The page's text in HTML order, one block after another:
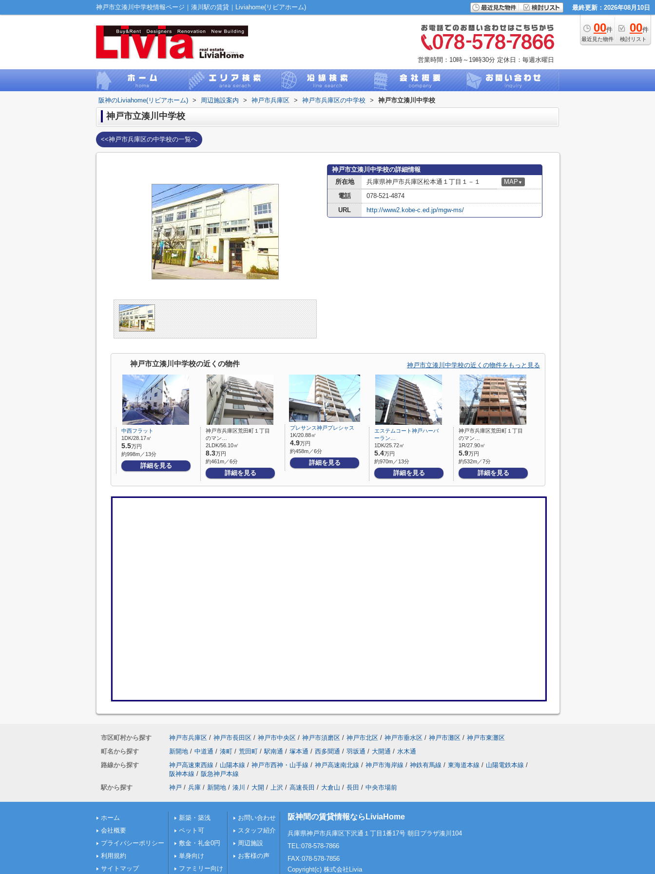
神戸市立湊川中学校情報ページ｜湊川駅の賃貸｜Liviahome(リビアホーム) 最終更新：2026年08月10日
00件
最近見た物件
00件
検討リスト
営業時間：10時～19時30分 定休日：毎週水曜日
阪神のLiviahome(リビアホーム) > 周辺施設案内 > 神戸市兵庫区 > 神戸市兵庫区の中学校 > 神戸市立湊川中学校
神戸市立湊川中学校
<<神戸市兵庫区の中学校の一覧へ
神戸市立湊川中学校の詳細情報
所在地
兵庫県神戸市兵庫区松本通１丁目１－１ MAP ▼
電話
078-521-4874
URL
http://www2.kobe-c.ed.jp/mgw-ms/
神戸市立湊川中学校の近くの物件 神戸市立湊川中学校の近くの物件をもっと見る
中西フラット
1DK/28.17㎡
5.5万円
約998m／13分
詳細を見る
神戸市兵庫区荒田町１丁目
のマン…
2LDK/56.10㎡
8.3万円
約461m／6分
詳細を見る
プレサンス神戸プレシャス
1K/20.88㎡
4.9万円
約458m／6分
詳細を見る
エステムコート神戸ハーバ
ーラン…
1DK/25.72㎡
5.4万円
約970m／13分
詳細を見る
神戸市兵庫区荒田町１丁目
のマン…
1R/27.90㎡
5.9万円
約532m／7分
詳細を見る
市区町村から探す 神戸市兵庫区 / 神戸市長田区 / 神戸市中央区 / 神戸市須磨区 / 神戸市北区 / 神戸市垂水区 / 神戸市灘区 / 神戸市東灘区
町名から探す
新開地 / 中道通 / 湊町 / 荒田町 / 駅南通 / 塚本通 / 西多聞通 / 羽坂通 / 大開通 / 水木通
路線から探す
神戸高速東西線 / 山陽本線 / 神戸市西神・山手線 / 神戸高速南北線 / 神戸市海岸線 / 神鉄有馬線 / 東海道本線 / 山陽電鉄本線 /
阪神本線 / 阪急神戸本線
駅から探す
神戸 / 兵庫 / 新開地 / 湊川 / 大開 / 上沢 / 高速長田 / 大倉山 / 長田 / 中央市場前
ホーム
会社概要
プライバシーポリシー
利用規約
サイトマップ
新築・築浅
ペット可
敷金・礼金0円
単身向け
ファミリー向け
お問い合わせ
スタッフ紹介
周辺施設
お客様の声
阪神間の賃貸情報ならLiviaHome
兵庫県神戸市兵庫区下沢通１丁目1番17号 朝日プラザ湊川104
TEL:078-578-7866
FAX:078-578-7856
Copyright(c) 株式会社Livia